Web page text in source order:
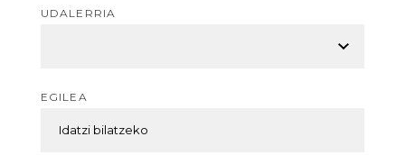
UDALERRIA
EGILEA